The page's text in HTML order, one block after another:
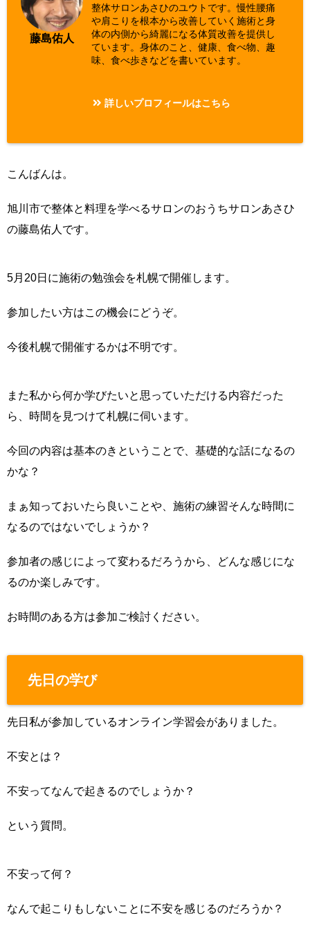
hi00/seitai-a
sahi.com/pu
藤島佑人
整体サロンあさひのユウトです。慢性腰痛
や肩こりを根本から改善していく施術と身
体の内側から綺麗になる体質改善を提供し
ています。身体のこと、健康、食べ物、趣
味、食べ歩きなどを書いています。
詳しいプロフィールはこちら
こんばんは。
旭川市で整体と料理を学べるサロンのおうちサロンあさひ
の藤島佑人です。
5月20日に施術の勉強会を札幌で開催します。
参加したい方はこの機会にどうぞ。
今後札幌で開催するかは不明です。
また私から何か学びたいと思っていただける内容だった
ら、時間を見つけて札幌に伺います。
今回の内容は基本のきということで、基礎的な話になるの
かな？
まぁ知っておいたら良いことや、施術の練習そんな時間に
なるのではないでしょうか？
参加者の感じによって変わるだろうから、どんな感じにな
るのか楽しみです。
お時間のある方は参加ご検討ください。
先日の学び
先日私が参加しているオンライン学習会がありました。
不安とは？
不安ってなんで起きるのでしょうか？
という質問。
不安って何？
なんで起こりもしないことに不安を感じるのだろうか？